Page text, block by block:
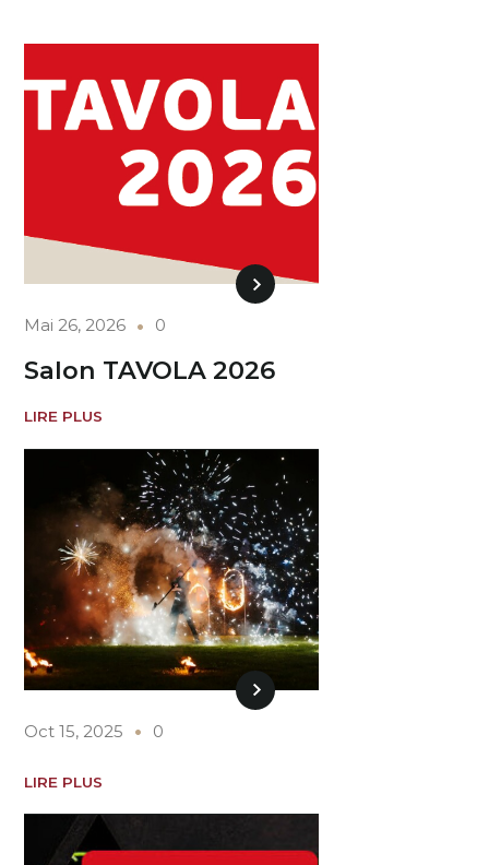
Mai 26, 2026 0
Salon TAVOLA 2026
LIRE PLUS
Oct 15, 2025 0
LIRE PLUS